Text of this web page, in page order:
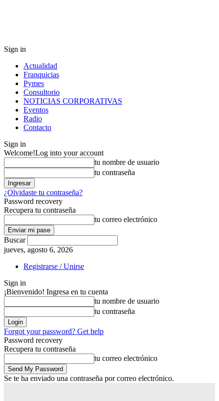
Sign in
Actualidad
Franquicias
Pymes
Consultorio
NOTICIAS CORPORATIVAS
Eventos
Radio
Contacto
Sign in
Welcome!Log into your account
tu nombre de usuario
tu contraseña
¿Olvidaste tu contraseña?
Password recovery
Recupera tu contraseña
tu correo electrónico
Buscar
jueves, agosto 6, 2026
Registrarse / Unirse
Sign in
¡Bienvenido! Ingresa en tu cuenta
tu nombre de usuario
tu contraseña
Forgot your password? Get help
Password recovery
Recupera tu contraseña
tu correo electrónico
Se te ha enviado una contraseña por correo electrónico.